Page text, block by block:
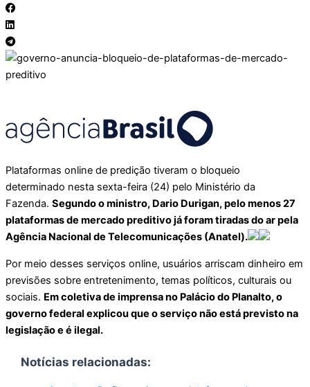
Plataformas online de predição tiveram o bloqueio
determinado nesta sexta-feira (24) pelo Ministério da
Fazenda. Segundo o ministro, Dario Durigan, pelo menos 27
plataformas de mercado preditivo já foram tiradas do ar pela
Agência Nacional de Telecomunicações (Anatel).
Por meio desses serviços online, usuários arriscam dinheiro em
previsões sobre entretenimento, temas políticos, culturais ou
sociais. Em coletiva de imprensa no Palácio do Planalto, o
governo federal explicou que o serviço não está previsto na
legislação e é ilegal.
Notícias relacionadas: